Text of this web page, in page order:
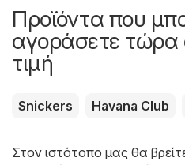
Προϊόντα που
αγοράσετε τώρα
τιμή
Snickers Havana Club
Στον ιστότοπο μας θα